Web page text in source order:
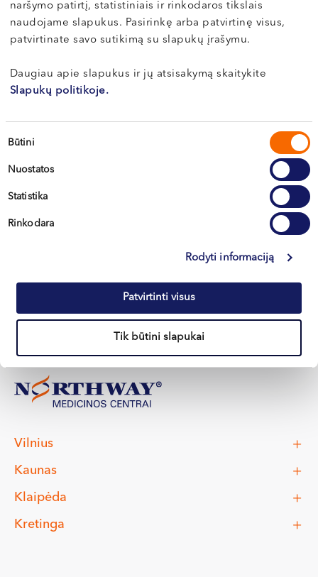
naršymo patirtį, statistiniais ir rinkodaros tikslais
naudojame slapukus. Pasirinkę arba patvirtinę visus,
patvirtinate savo sutikimą su slapukų įrašymu.
Daugiau apie slapukus ir jų atsisakymą skaitykite
Slapukų politikoje.
Sutikimo
Būtini
Nuostatos
Statistika
Rinkodara
Rodyti informaciją
Patvirtinti visus
Tik būtini slapukai
Klaipėda, Naujoji Uosto g. 9
Kretinga, J. Basanavičiaus g. 80
E-registracija Apie gydytoją
Daiva
GELAŽIENĖ
Periodontologė
Vilnius
Kaunas
Klaipėda
Kretinga